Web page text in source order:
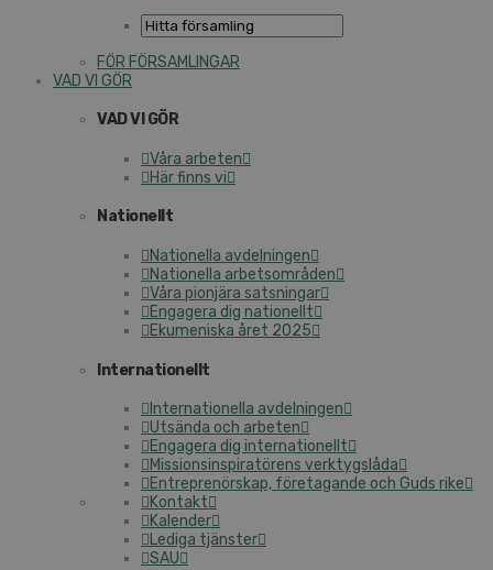
FÖR FÖRSAMLINGAR
VAD VI GÖR
VAD VI GÖR
Våra arbeten
Här finns vi
Nationellt
Nationella avdelningen
Nationella arbetsområden
Våra pionjära satsningar
Engagera dig nationellt
Ekumeniska året 2025
Internationellt
Internationella avdelningen
Utsända och arbeten
Engagera dig internationellt
Missionsinspiratörens verktygslåda
Entreprenörskap, företagande och Guds rike
Kontakt
Kalender
Lediga tjänster
SAU